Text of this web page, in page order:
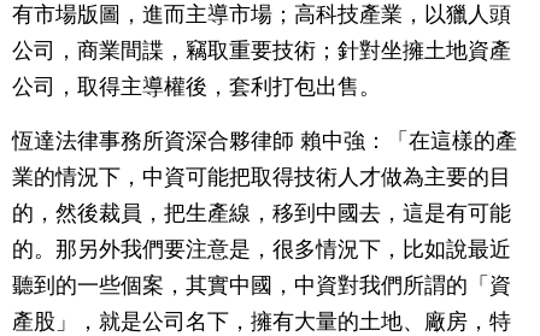
有市場版圖，進而主導市場；高科技產業，以獵人頭
公司，商業間諜，竊取重要技術；針對坐擁土地資產
公司，取得主導權後，套利打包出售。
恆達法律事務所資深合夥律師 賴中強：「在這樣的產
業的情況下，中資可能把取得技術人才做為主要的目
的，然後裁員，把生產線，移到中國去，這是有可能
的。那另外我們要注意是，很多情況下，比如說最近
聽到的一些個案，其實中國，中資對我們所謂的「資
產股」，就是公司名下，擁有大量的土地、廠房，特